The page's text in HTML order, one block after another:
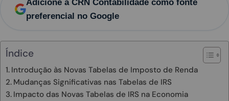
Adicione a CRN Contabilidade como fonte
preferencial no Google
Índice
Introdução às Novas Tabelas de Imposto de Renda
Mudanças Significativas nas Tabelas de IRS
Impacto das Novas Tabelas de IRS na Economia